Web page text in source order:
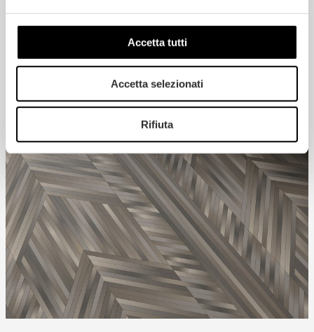
Accetta tutti
Accetta selezionati
Rifiuta